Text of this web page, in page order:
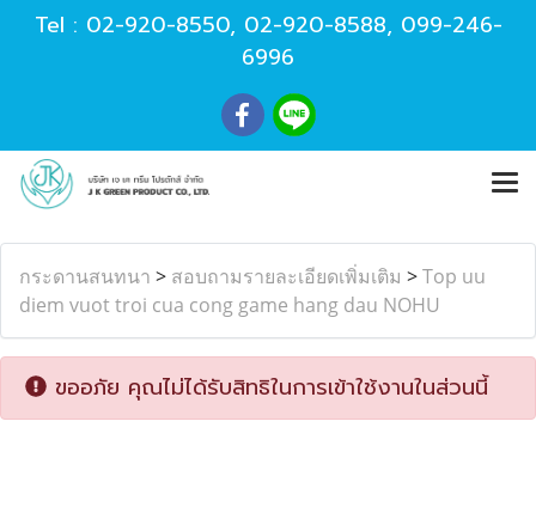
Tel : 02-920-8550, 02-920-8588, 099-246-
6996
กระดานสนทนา > สอบถามรายละเอียดเพิ่มเติม >Top uu
diem vuot troi cua cong game hang dau NOHU
ขออภัย คุณไม่ได้รับสิทธิในการเข้าใช้งานในส่วนนี้